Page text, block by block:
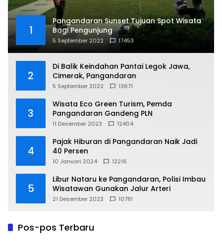
1
Pangandaran Sunset Tujuan Spot Wisata
Bagi Pengunjung
5 September 2022 17453
2
Di Balik Keindahan Pantai Legok Jawa,
Cimerak, Pangandaran
5 September 2022 13671
3
Wisata Eco Green Turism, Pemda
Pangandaran Gandeng PLN
11 Desember 2023 12404
4
Pajak Hiburan di Pangandaran Naik Jadi
40 Persen
10 Januari 2024 12216
5
Libur Nataru ke Pangandaran, Polisi Imbau
Wisatawan Gunakan Jalur Arteri
21 Desember 2023 10781
Pos-pos Terbaru